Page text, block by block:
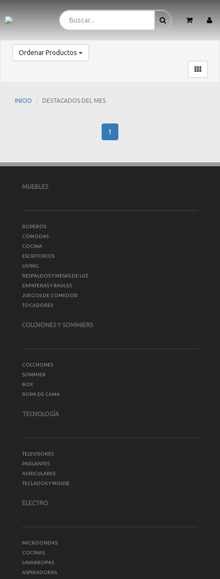
Ordenar Productos
INICIO DESTACADOS DEL MES
1
MUEBLES
ROPEROS
CÓMODAS
COCINA
ESCRITORIOS
LIVING
RESPALDOS Y MESAS DE LUZ
ZAPATERAS Y BAULES
JUEGOS DE COMEDOR
TOCADORES
COLCHONES Y SOMMIERS
COLCHONES
SOMMIER
BOX
ROPA DE CAMA
TECNOLOGÍA
TELEVISORES
PARLANTES
AURICULARES
TECLADOS Y MOUSE
ELECTRO
MICROONDAS
COCINAS
LAVARROPAS
ASPIRADORAS